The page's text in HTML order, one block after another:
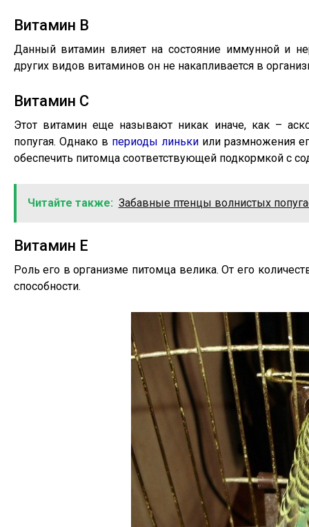
Витамин В
Данный витамин влияет на состояние иммунной и
других видов витаминов он не накапливается в
Витамин С
Этот витамин еще называют никак иначе, как –
попугая. Однако в периоды линькиили размножения
обеспечить питомца соответствующей подкормкой с
Читайте также: Забавные птенцы волнистых
Витамин Е
Роль его в организме питомца велика. От его
способности.